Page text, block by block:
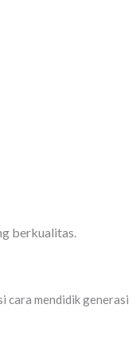
berkualitas.
cara mendidik generasi